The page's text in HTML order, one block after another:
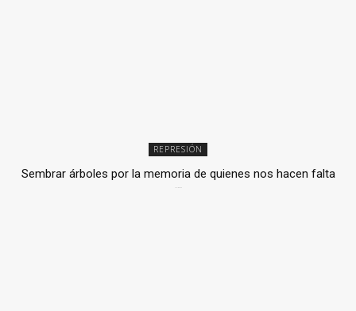
REPRESIÓN
Sembrar árboles por la memoria de quienes nos hacen falta